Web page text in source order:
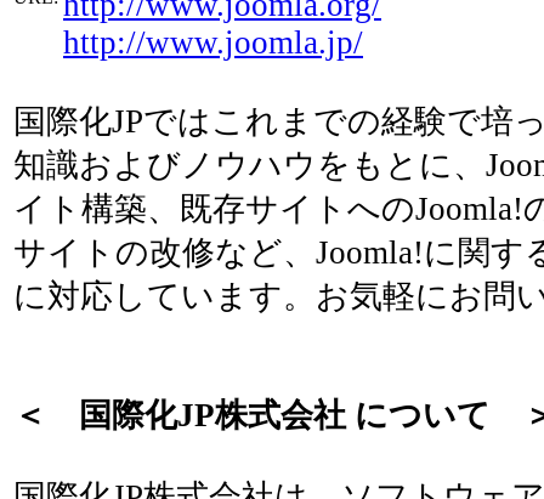
http://www.joomla.jp/
国際化JPではこれまでの経験で培
知識およびノウハウをもとに、
イト構築、既存サイトへのJoomla!
サイトの改修など、Joomla!に関す
に対応しています。お気軽にお問
＜ 国際化JP株式会社 について